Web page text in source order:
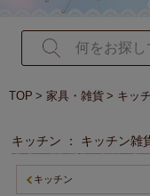
TOP 家具・雑貨 キッ
キッチン ： キッチン雑
キッチン